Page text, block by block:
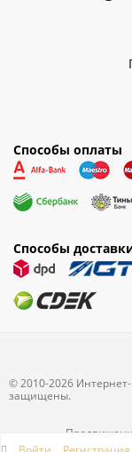
Способы оплаты
Способы
© 2010-2026
защищены.